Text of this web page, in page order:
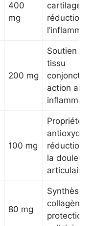
400
mg
cartilage,
réduction
200 mg
Soutien du
tissu
conjonctif,
action anti-
100 mg
Propriétés
réduction
la douleur
articulaire
80 mg
Synthèse
collagène,
protection